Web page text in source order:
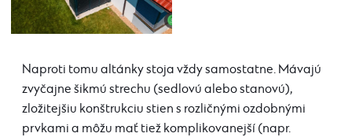
Naproti tomu altánky stoja vždy samostatne. Mávajú
zvyčajne šikmú strechu (sedlovú alebo stanovú),
zložitejšiu konštrukciu stien s rozličnými ozdobnými
prvkami a môžu mať tiež komplikovanejší (napr.